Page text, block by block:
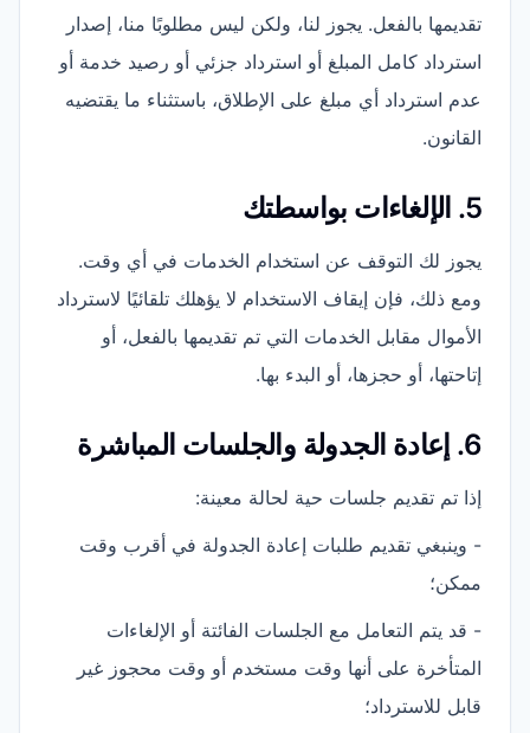
تقديمها بالفعل. يجوز لنا، ولكن ليس مطلوبًا منا، إصدار
استرداد كامل المبلغ أو استرداد جزئي أو رصيد خدمة أو
عدم استرداد أي مبلغ على الإطلاق، باستثناء ما يقتضيه
القانون.
5. الإلغاءات بواسطتك
يجوز لك التوقف عن استخدام الخدمات في أي وقت.
ومع ذلك، فإن إيقاف الاستخدام لا يؤهلك تلقائيًا لاسترداد
الأموال مقابل الخدمات التي تم تقديمها بالفعل، أو
إتاحتها، أو حجزها، أو البدء بها.
6. إعادة الجدولة والجلسات المباشرة
إذا تم تقديم جلسات حية لحالة معينة:
- وينبغي تقديم طلبات إعادة الجدولة في أقرب وقت
ممكن؛
- قد يتم التعامل مع الجلسات الفائتة أو الإلغاءات
المتأخرة على أنها وقت مستخدم أو وقت محجوز غير
قابل للاسترداد؛